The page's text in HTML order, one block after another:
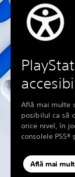
Află mai multe
posibilul ca să
orice nivel, în
consolele PS5®
Află mai